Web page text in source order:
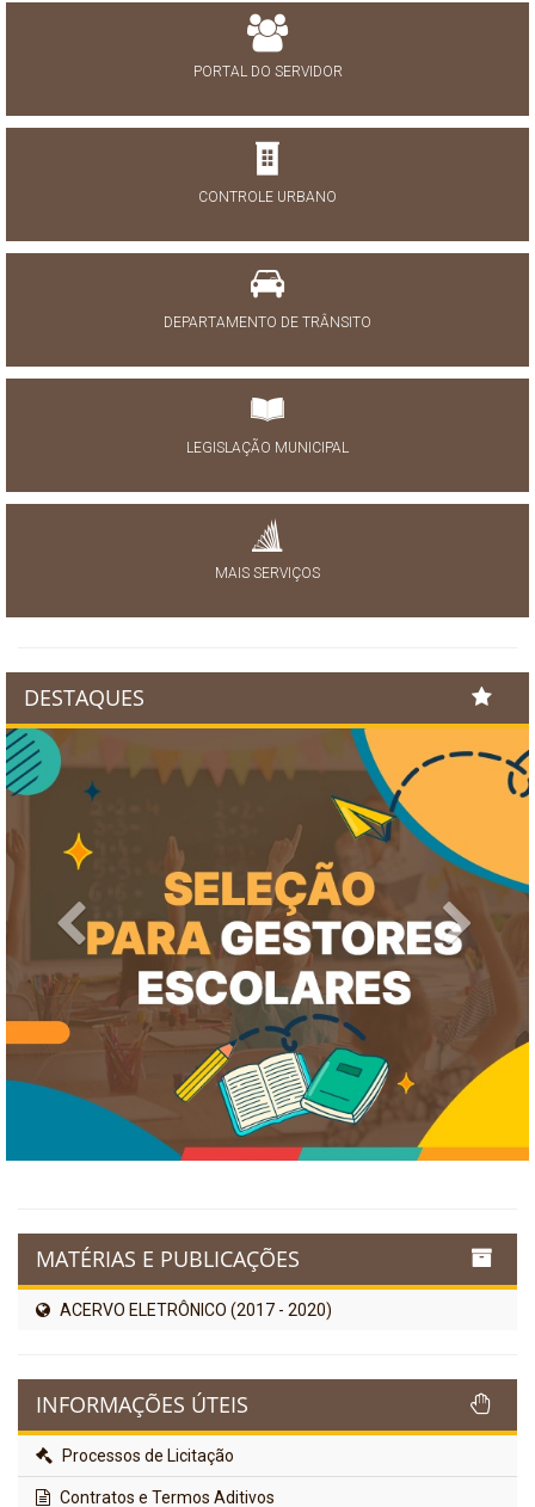
PORTAL DO SERVIDOR
CONTROLE URBANO
DEPARTAMENTO DE TRÂNSITO
LEGISLAÇÃO MUNICIPAL
MAIS SERVIÇOS
DESTAQUES
Previous Next
MATÉRIAS E PUBLICAÇÕES
ACERVO ELETRÔNICO (2017 - 2020)
INFORMAÇÕES ÚTEIS
Processos de Licitação
Contratos e Termos Aditivos